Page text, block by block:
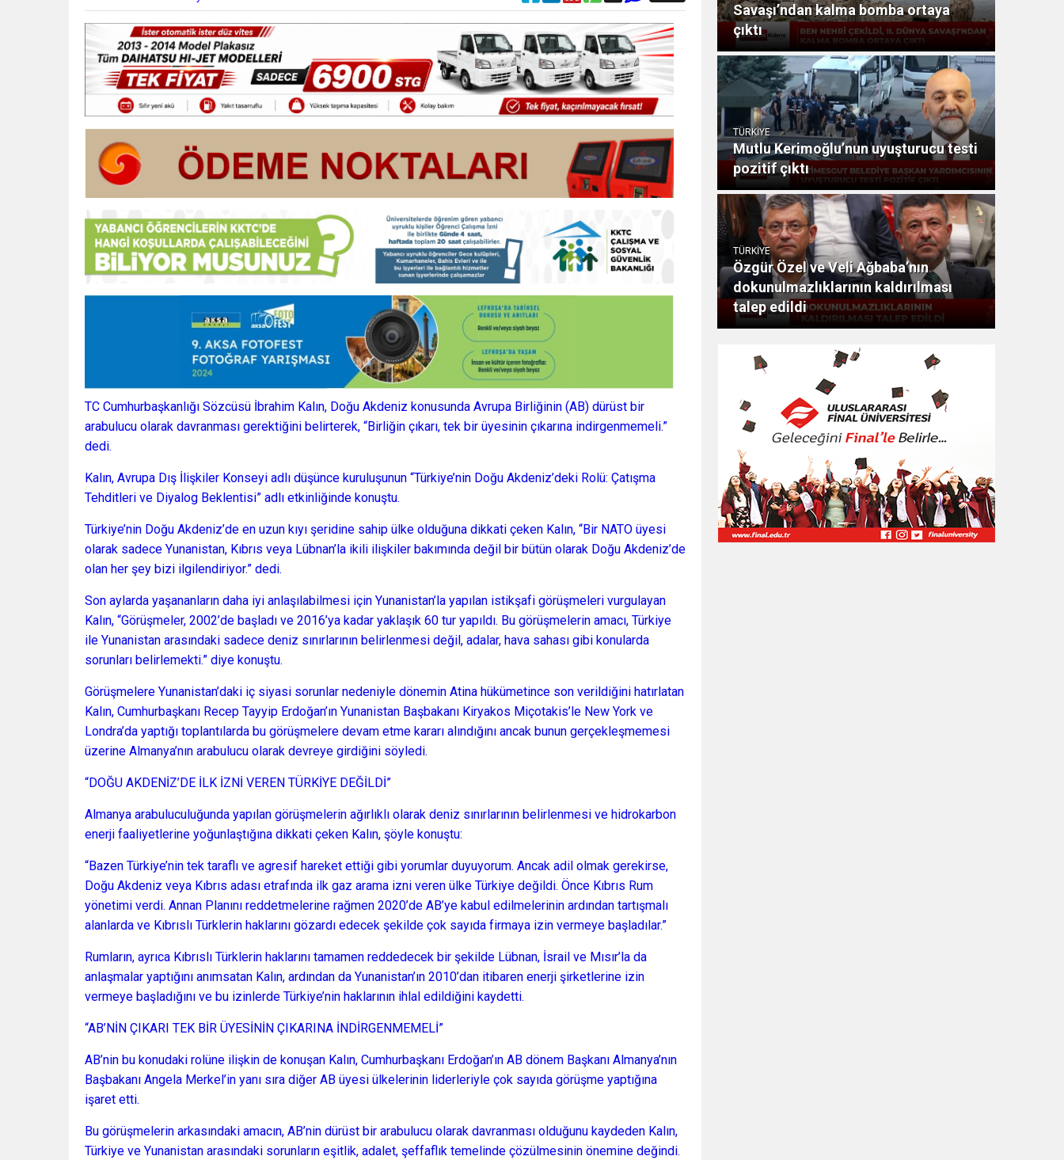
TC Cumhurbaşkanlığı Sözcüsü İbrahim Kalın, Doğu Akdeniz konusunda Avrupa Birliğinin (AB) dürüst bir
arabulucu olarak davranması gerektiğini belirterek, “Birliğin çıkarı, tek bir üyesinin çıkarına indirgenmemeli.”
dedi.
Kalın, Avrupa Dış İlişkiler Konseyi adlı düşünce kuruluşunun “Türkiye’nin Doğu Akdeniz’deki Rolü: Çatışma
Tehditleri ve Diyalog Beklentisi” adlı etkinliğinde konuştu.
Türkiye’nin Doğu Akdeniz’de en uzun kıyı şeridine sahip ülke olduğuna dikkati çeken Kalın, “Bir NATO üyesi
olarak sadece Yunanistan, Kıbrıs veya Lübnan’la ikili ilişkiler bakımında değil bir bütün olarak Doğu Akdeniz’de
olan her şey bizi ilgilendiriyor.” dedi.
Son aylarda yaşananların daha iyi anlaşılabilmesi için Yunanistan’la yapılan istikşafi görüşmeleri vurgulayan
Kalın, “Görüşmeler, 2002’de başladı ve 2016’ya kadar yaklaşık 60 tur yapıldı. Bu görüşmelerin amacı, Türkiye
ile Yunanistan arasındaki sadece deniz sınırlarının belirlenmesi değil, adalar, hava sahası gibi konularda
sorunları belirlemekti.” diye konuştu.
Görüşmelere Yunanistan’daki iç siyasi sorunlar nedeniyle dönemin Atina hükümetince son verildiğini hatırlatan
Kalın, Cumhurbaşkanı Recep Tayyip Erdoğan’ın Yunanistan Başbakanı Kiryakos Miçotakis’le New York ve
Londra’da yaptığı toplantılarda bu görüşmelere devam etme kararı alındığını ancak bunun gerçekleşmemesi
üzerine Almanya’nın arabulucu olarak devreye girdiğini söyledi.
“DOĞU AKDENİZ’DE İLK İZNİ VEREN TÜRKİYE DEĞİLDİ”
Almanya arabuluculuğunda yapılan görüşmelerin ağırlıklı olarak deniz sınırlarının belirlenmesi ve hidrokarbon
enerji faaliyetlerine yoğunlaştığına dikkati çeken Kalın, şöyle konuştu:
“Bazen Türkiye’nin tek taraflı ve agresif hareket ettiği gibi yorumlar duyuyorum. Ancak adil olmak gerekirse,
Doğu Akdeniz veya Kıbrıs adası etrafında ilk gaz arama izni veren ülke Türkiye değildi. Önce Kıbrıs Rum
yönetimi verdi. Annan Planını reddetmelerine rağmen 2020’de AB’ye kabul edilmelerinin ardından tartışmalı
alanlarda ve Kıbrıslı Türklerin haklarını gözardı edecek şekilde çok sayıda firmaya izin vermeye başladılar.”
Rumların, ayrıca Kıbrıslı Türklerin haklarını tamamen reddedecek bir şekilde Lübnan, İsrail ve Mısır’la da
anlaşmalar yaptığını anımsatan Kalın, ardından da Yunanistan’ın 2010’dan itibaren enerji şirketlerine izin
vermeye başladığını ve bu izinlerde Türkiye’nin haklarının ihlal edildiğini kaydetti.
“AB’NİN ÇIKARI TEK BİR ÜYESİNİN ÇIKARINA İNDİRGENMEMELİ”
AB’nin bu konudaki rolüne ilişkin de konuşan Kalın, Cumhurbaşkanı Erdoğan’ın AB dönem Başkanı Almanya’nın
Başbakanı Angela Merkel’in yanı sıra diğer AB üyesi ülkelerinin liderleriyle çok sayıda görüşme yaptığına
işaret etti.
Bu görüşmelerin arkasındaki amacın, AB’nin dürüst bir arabulucu olarak davranması olduğunu kaydeden Kalın,
Türkiye ve Yunanistan arasındaki sorunların eşitlik, adalet, şeffaflık temelinde çözülmesinin önemine değindi.
Savaşı’ndan kalma bomba ortaya
çıktı
TÜRKİYE
Mutlu Kerimoğlu’nun uyuşturucu testi
pozitif çıktı
TÜRKİYE
Özgür Özel ve Veli Ağbaba’nın
dokunulmazlıklarının kaldırılması
talep edildi